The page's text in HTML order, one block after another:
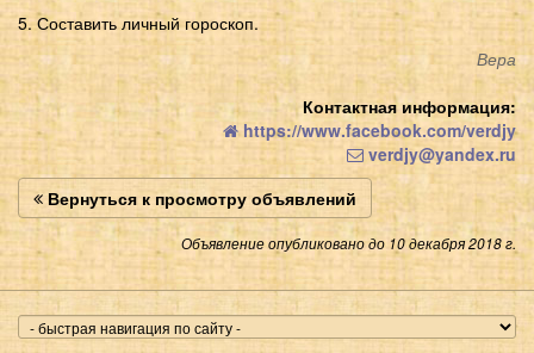
5. Составить личный гороскоп.
Вера
Контактная информация:
https://www.facebook.com/verdjy
verdjy@yandex.ru
Вернуться к просмотру объявлений
Объявление опубликовано до 10 декабря 2018 г.